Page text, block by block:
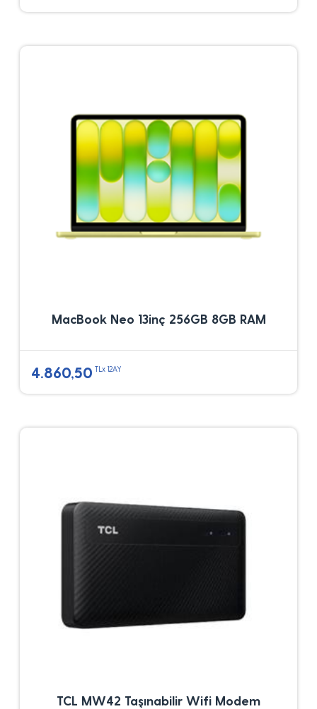
MacBook Neo 13inç 256GB 8GB RAM
4.860,50 TLx 12AY
TCL MW42 Taşınabilir Wifi Modem